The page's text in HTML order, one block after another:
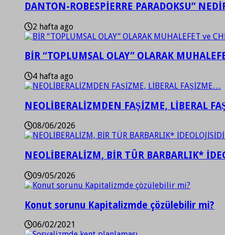
DANTON-ROBESPİERRE PARADOKSU”
2 hafta ago
BİR “TOPLUMSAL OLAY” OLARAK
4 hafta ago
NEOLİBERALİZMDEN FAŞİZME, LİBERAL
08/06/2026
NEOLİBERALİZM, BİR TÜR BARBARLIK*
09/05/2026
Konut sorunu Kapitalizmde çözülebilir mi?
06/02/2021